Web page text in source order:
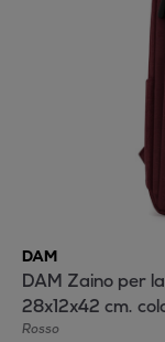
DAM
DAM Zaino per laptop con interfaccia di
28x12x42 cm.
Rosso